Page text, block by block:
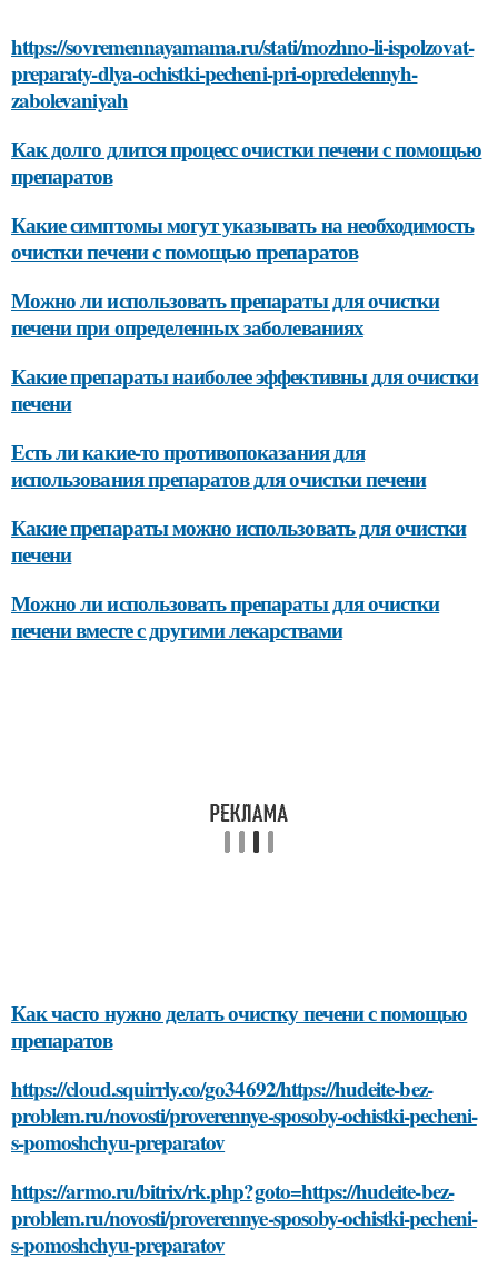
https://sovremennayamama.ru/stati/mozhno-li-ispolzovat-
preparaty-dlya-ochistki-pecheni-pri-opredelennyh-
zabolevaniyah
Как долго длится процесс очистки печени с помощью
препаратов
Какие симптомы могут указывать на необходимость
очистки печени с помощью препаратов
Можно ли использовать препараты для очистки
печени при определенных заболеваниях
Какие препараты наиболее эффективны для очистки
печени
Есть ли какие-то противопоказания для
использования препаратов для очистки печени
Какие препараты можно использовать для очистки
печени
Можно ли использовать препараты для очистки
печени вместе с другими лекарствами
Как часто нужно делать очистку печени с помощью
препаратов
https://cloud.squirrly.co/go34692/https://hudeite-bez-
problem.ru/novosti/proverennye-sposoby-ochistki-pecheni-
s-pomoshchyu-preparatov
https://armo.ru/bitrix/rk.php?goto=https://hudeite-bez-
problem.ru/novosti/proverennye-sposoby-ochistki-pecheni-
s-pomoshchyu-preparatov